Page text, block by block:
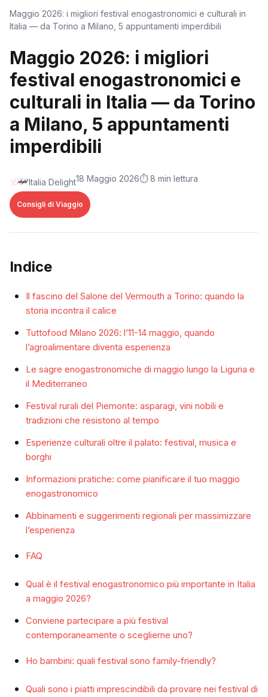
Maggio 2026: i migliori festival enogastronomici e culturali in
Italia — da Torino a Milano, 5 appuntamenti imperdibili
Maggio 2026: i migliori
festival enogastronomici e
culturali in Italia — da Torino
a Milano, 5 appuntamenti
imperdibili
Italia Delight18 Maggio 2026⏱️ 8 min lettura
Consigli di Viaggio
Indice
Il fascino del Salone del Vermouth a Torino: quando la
storia incontra il calice
Tuttofood Milano 2026: l’11-14 maggio, quando
l’agroalimentare diventa esperienza
Le sagre enogastronomiche di maggio lungo la Liguria e
il Mediterraneo
Festival rurali del Piemonte: asparagi, vini nobili e
tradizioni che resistono al tempo
Esperienze culturali oltre il palato: festival, musica e
borghi
Informazioni pratiche: come pianificare il tuo maggio
enogastronomico
Abbinamenti e suggerimenti regionali per massimizzare
l’esperienza
FAQ
Qual è il festival enogastronomico più importante in Italia
a maggio 2026?
Conviene partecipare a più festival
contemporaneamente o sceglierne uno?
Ho bambini: quali festival sono family-friendly?
Quali sono i piatti imprescindibili da provare nei festival di